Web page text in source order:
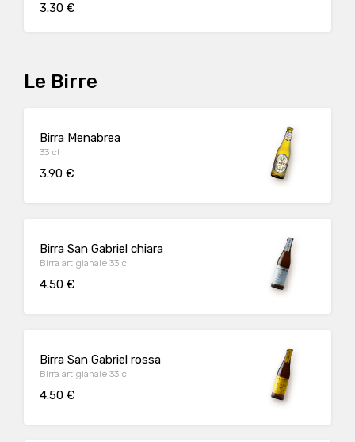
3.30 €
Le Birre
Birra Menabrea
33 cl
3.90 €
Birra San Gabriel chiara
Birra artigianale 33 cl
4.50 €
Birra San Gabriel rossa
Birra artigianale 33 cl
4.50 €